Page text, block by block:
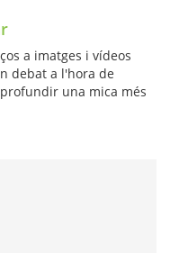
a imatges i vídeos
debat a l'hora de
una mica més